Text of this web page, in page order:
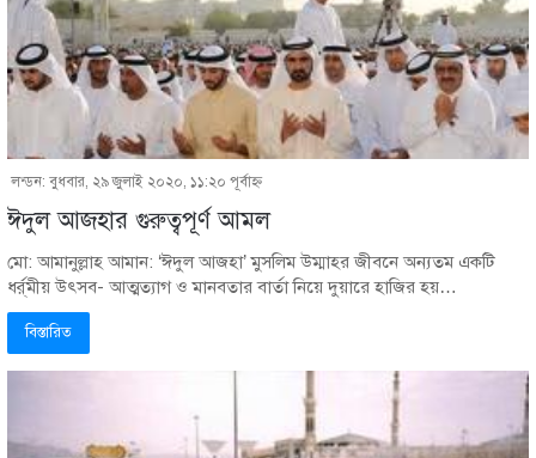
লন্ডন: বুধবার, ২৯ জুলাই ২০২০, ১১:২০ পূর্বাহ্ণ
ঈদুল আজহার গুরুত্বপূর্ণ আমল
মো: আমানুল্লাহ আমান: ‘ঈদুল আজহা’ মুসলিম উম্মাহর জীবনে অন্যতম একটি
ধর্র্মীয় উৎসব- আত্মত্যাগ ও মানবতার বার্তা নিয়ে দুয়ারে হাজির হয়…
বিস্তারিত